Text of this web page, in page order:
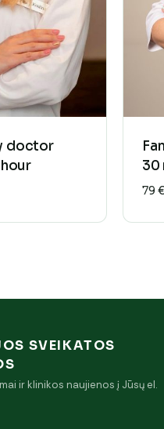
doctor
30
79
SVEIKATOS
ir klinikos naujienos į Jūsų el.